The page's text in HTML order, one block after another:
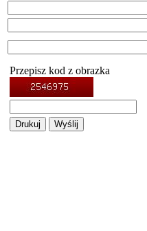
Przepisz kod z obrazka